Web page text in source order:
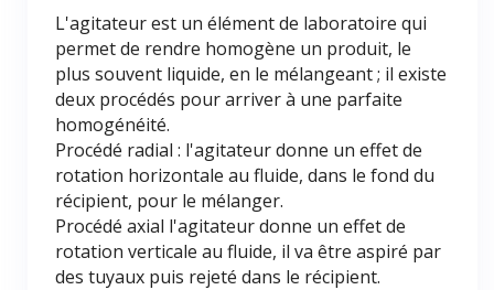
L'agitateur est un élément de laboratoire qui
permet de rendre homogène un produit, le
plus souvent liquide, en le mélangeant ; il existe
deux procédés pour arriver à une parfaite
homogénéité.
Procédé radial : l'agitateur donne un effet de
rotation horizontale au fluide, dans le fond du
récipient, pour le mélanger.
Procédé axial l'agitateur donne un effet de
rotation verticale au fluide, il va être aspiré par
des tuyaux puis rejeté dans le récipient.